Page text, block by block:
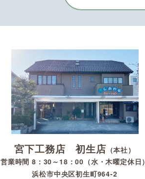
宮下工務店 初生店 （本社）
営業時間 8：30～18：00（水・木曜定休日）
浜松市中央区初生町964-2